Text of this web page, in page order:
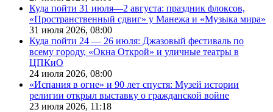
Куда пойти 31 июля—2 августа: праздник флоксов,
«Пространственный сдвиг» у Манежа и «Музыка мира»
31 июля 2026, 08:00
Куда пойти 24 — 26 июля: Джазовый фестиваль по
всему городу, «Окна Открой» и уличные театры в
ЦПКиО
24 июля 2026, 08:00
«Испания в огне» и 90 лет спустя: Музей истории
религии открыл выставку о гражданской войне
23 июля 2026, 11:18